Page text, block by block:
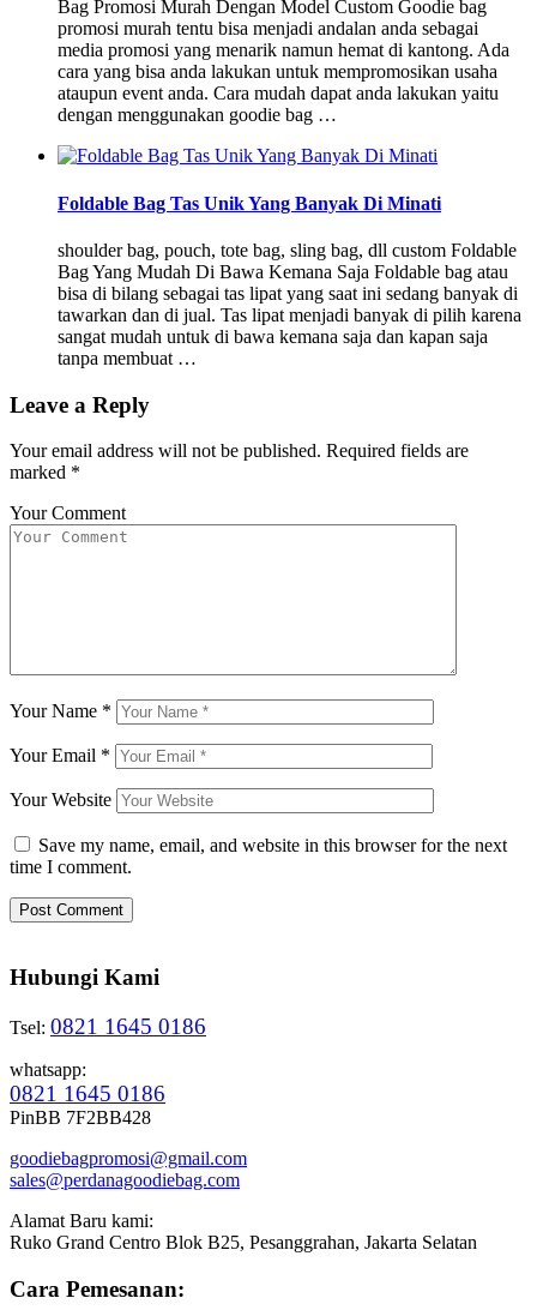
Bag Promosi Murah Dengan Model Custom Goodie bag
promosi murah tentu bisa menjadi andalan anda sebagai
media promosi yang menarik namun hemat di kantong. Ada
cara yang bisa anda lakukan untuk mempromosikan usaha
ataupun event anda. Cara mudah dapat anda lakukan yaitu
dengan menggunakan goodie bag …
Foldable Bag Tas Unik Yang Banyak Di Minati
shoulder bag, pouch, tote bag, sling bag, dll custom Foldable
Bag Yang Mudah Di Bawa Kemana Saja Foldable bag atau
bisa di bilang sebagai tas lipat yang saat ini sedang banyak di
tawarkan dan di jual. Tas lipat menjadi banyak di pilih karena
sangat mudah untuk di bawa kemana saja dan kapan saja
tanpa membuat …
Leave a Reply
Your email address will not be published. Required fields are
marked *
Your Comment
Your Name *
Your Email *
Your Website
Save my name, email, and website in this browser for the next
time I comment.
Hubungi Kami
Tsel: 0821 1645 0186
whatsapp:
0821 1645 0186
PinBB 7F2BB428
goodiebagpromosi@gmail.com
sales@perdanagoodiebag.com
Alamat Baru kami:
Ruko Grand Centro Blok B25, Pesanggrahan, Jakarta Selatan
Cara Pemesanan: